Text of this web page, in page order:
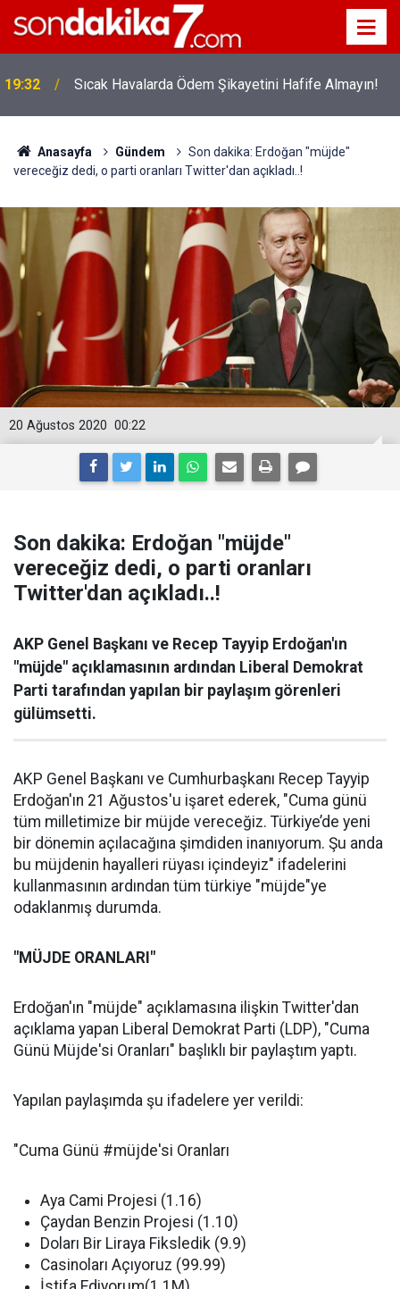
19:32 Sıcak Havalarda Ödem Şikayetini Hafife Almayın!
Anasayfa Gündem
Son dakika: Erdoğan "müjde"
vereceğiz dedi, o parti oranları Twitter'dan açıkladı..!
00:22
20 Ağustos 2020
Son dakika: Erdoğan "müjde"
vereceğiz dedi, o parti oranları
Twitter'dan açıkladı..!
AKP Genel Başkanı ve Recep Tayyip Erdoğan'ın
"müjde" açıklamasının ardından Liberal Demokrat
Parti tarafından yapılan bir paylaşım görenleri
gülümsetti.
AKP Genel Başkanı ve Cumhurbaşkanı Recep Tayyip
Erdoğan'ın 21 Ağustos'u işaret ederek, "Cuma günü
tüm milletimize bir müjde vereceğiz. Türkiye’de yeni
bir dönemin açılacağına şimdiden inanıyorum. Şu anda
bu müjdenin hayalleri rüyası içindeyiz" ifadelerini
kullanmasının ardından tüm türkiye "müjde"ye
odaklanmış durumda.
"MÜJDE ORANLARI"
Erdoğan'ın "müjde" açıklamasına ilişkin Twitter'dan
açıklama yapan Liberal Demokrat Parti (LDP), "Cuma
Günü Müjde'si Oranları" başlıklı bir paylaştım yaptı.
Yapılan paylaşımda şu ifadelere yer verildi:
"Cuma Günü #müjde'si Oranları
Aya Cami Projesi (1.16)
Çaydan Benzin Projesi (1.10)
Doları Bir Liraya Fiksledik (9.9)
Casinoları Açıyoruz (99.99)